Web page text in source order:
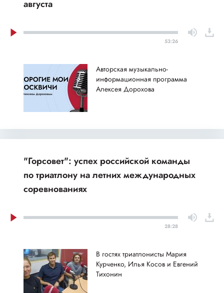
августа
53:26
Авторская музыкально-
информационная программа
Алексея Дорохова
"Горсовет": успех российской команды
по триатлону на летних международных
соревнованиях
28:28
В гостях триатлонисты Мария
Курченко, Илья Косов и Евгений
Тихонин